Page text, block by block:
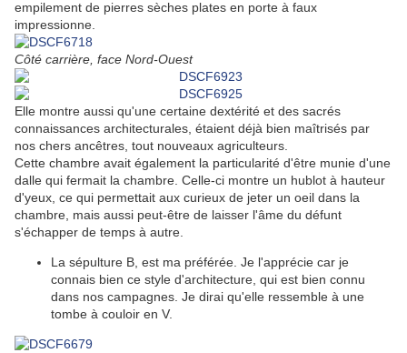
empilement de pierres sèches plates en porte à faux
impressionne.
Côté carrière, face Nord-Ouest
Elle montre aussi qu'une certaine dextérité et des sacrés
connaissances architecturales, étaient déjà bien maîtrisés par
nos chers ancêtres, tout nouveaux agriculteurs.
Cette chambre avait également la particularité d'être munie d'une
dalle qui fermait la chambre. Celle-ci montre un hublot à hauteur
d'yeux, ce qui permettait aux curieux de jeter un oeil dans la
chambre, mais aussi peut-être de laisser l'âme du défunt
s'échapper de temps à autre.
La sépulture B, est ma préférée. Je l'apprécie car je
connais bien ce style d'architecture, qui est bien connu
dans nos campagnes. Je dirai qu'elle ressemble à une
tombe à couloir en V.